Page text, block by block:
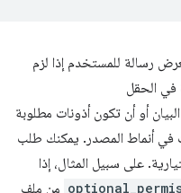
رسالة للمستخدم إذا لزم
في الحقل
أو أن تكون أذونات مطلوبة
في أنماط المصدر. يمكنك طلب
على سبيل المثال، إذا
من ملف